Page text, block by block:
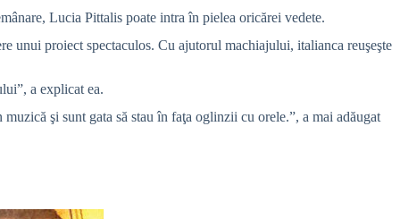
Lucia Pittalis poate intra în pielea oricărei vedete.
unui proiect spectaculos. Cu ajutorul machiajului, italianca reuşeşte
a explicat ea.
şi sunt gata să stau în faţa oglinzii cu orele.”, a mai adăugat